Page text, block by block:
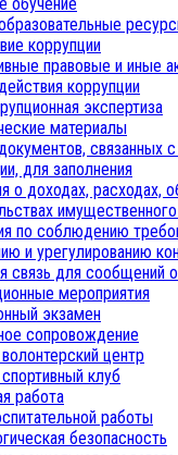
коррупции
правовые и иные
коррупции
экспертиза
материалы
связанных
для заполнения
о доходах, расходах,
по соблюдению
и урегулированию
связь для сообщений
мероприятия
экзамен
сопровождение
центр
клуб
работа
работы
безопасность